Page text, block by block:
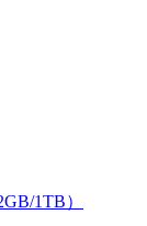
1TB）